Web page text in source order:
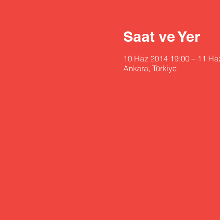
Saat ve Yer
10 Haz 2014 19:00 – 11
Ankara, Türkiye